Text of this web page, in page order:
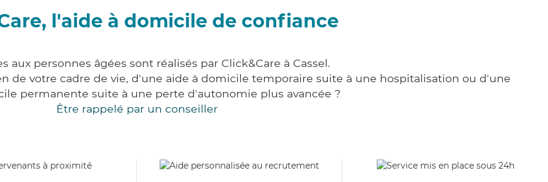
l'aide à domicile de confiance
aux personnes âgées sont réalisés par Click&Care à Cassel.
de votre cadre de vie, d'une aide à domicile temporaire suite à une hospitalisation ou d'une
permanente suite à une perte d'autonomie plus avancée ?
Être rappelé par un conseiller